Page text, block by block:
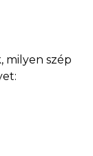
milyen szép